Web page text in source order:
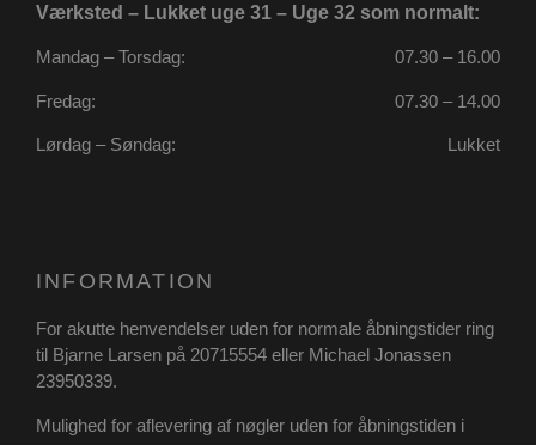
Værksted – Lukket uge 31 – Uge 32 som normalt:
Mandag – Torsdag: 07.30 – 16.00
Fredag: 07.30 – 14.00
Lørdag – Søndag: Lukket
INFORMATION
For akutte henvendelser uden for normale åbningstider ring
til Bjarne Larsen på 20715554 eller Michael Jonassen
23950339.
Mulighed for aflevering af nøgler uden for åbningstiden i
CookieScriptConsent
4 uger 2
poullarsenas.dk